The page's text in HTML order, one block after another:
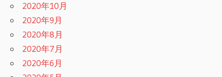
2020年10月
2020年9月
2020年8月
2020年7月
2020年6月